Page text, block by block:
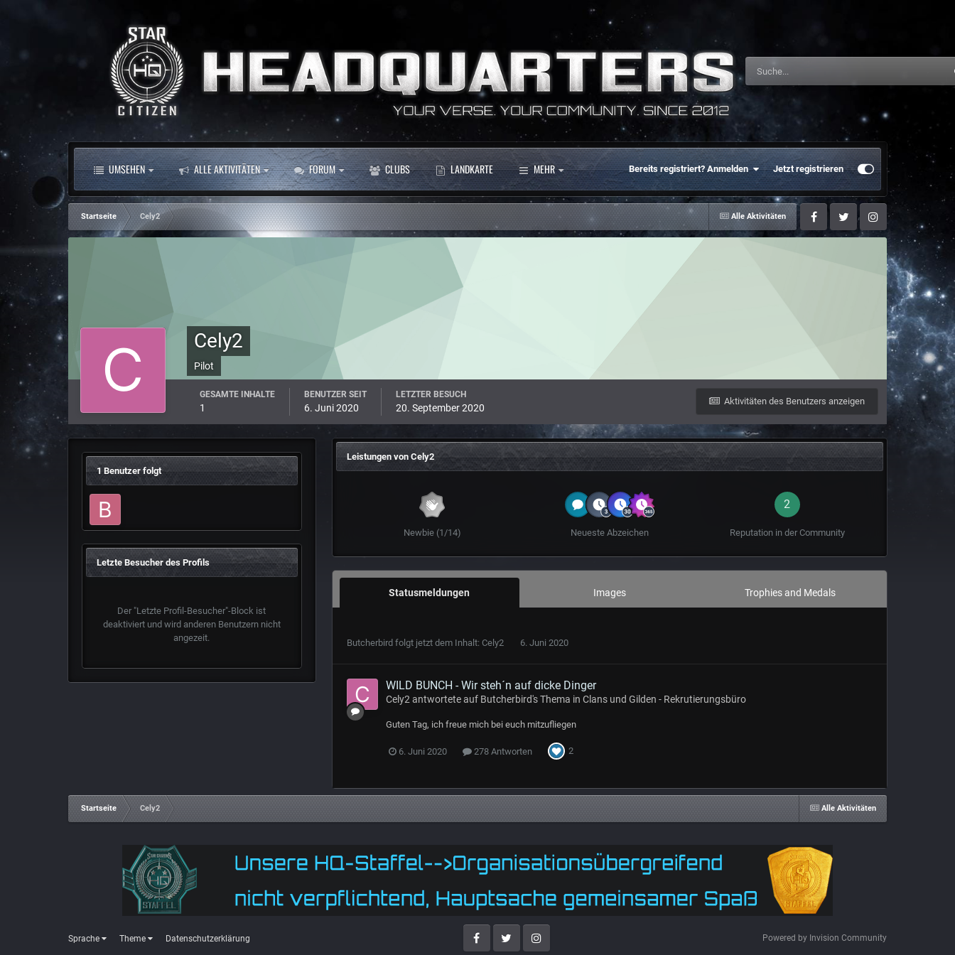
UMSEHEN ALLE AKTIVITÄTEN FORUM CLUBS LANDKARTE MEHR Bereits registriert? Anmelden Jetzt registrieren
Alle Aktivitäten
Startseite
Cely2
FacebookTwitter Instagram
Cely2
Pilot
Aktivitäten des Benutzers anzeigen
GESAMTE INHALTE
1
BENUTZER SEIT
6. Juni 2020
LETZTER BESUCH
20. September 2020
1 Benutzer folgt
Letzte Besucher des Profils
Der "Letzte Profil-Besucher"-Block ist
deaktiviert und wird anderen Benutzern nicht
angezeit.
Leistungen von Cely2
Newbie (1/14) Neueste Abzeichen
2
Reputation in der Community
Statusmeldungen Images Trophies and Medals
Butcherbird folgt jetzt dem Inhalt: Cely2 6. Juni 2020
WILD BUNCH - Wir steh´n auf dicke Dinger
Cely2 antwortete auf Butcherbird's Thema in Clans und Gilden - Rekrutierungsbüro
Guten Tag, ich freue mich bei euch mitzufliegen
6. Juni 2020 278 Antworten 2
Alle Aktivitäten
Startseite Cely2
Sprache Theme Datenschutzerklärung
FacebookTwitter Instagram
Powered by Invision Community